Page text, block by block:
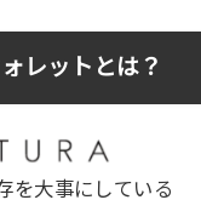
レットとは？
を大事にしている